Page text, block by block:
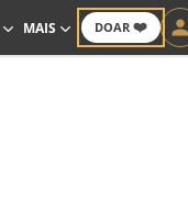
DOAR ❤️
MAIS